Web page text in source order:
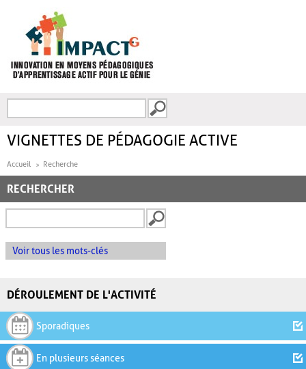
FORMULAIRE DE
VIGNETTES DE PÉDAGOGIE ACTIVE
Accueil Recherche
RECHERCHER
Voir tous les mots-clés
DÉROULEMENT DE L'ACTIVITÉ
Sporadiques
En plusieurs séances